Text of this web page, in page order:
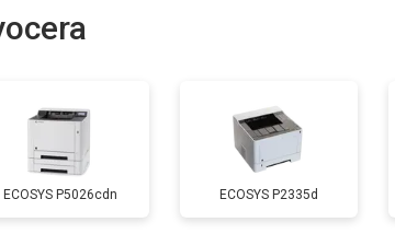
от 80 мин
от 50 мин
ECOSYS P5026cdn ECOSYS P2335d